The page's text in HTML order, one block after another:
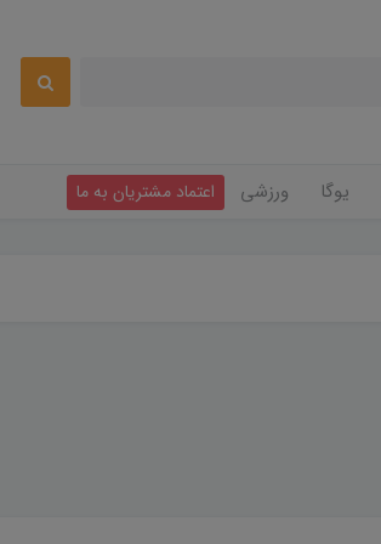
یوگا ورزشی اعتماد مشتریان به ما